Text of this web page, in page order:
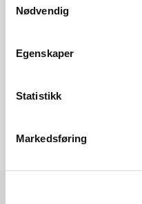
Nødvendig
Egenskaper
Statistikk
Markedsføring